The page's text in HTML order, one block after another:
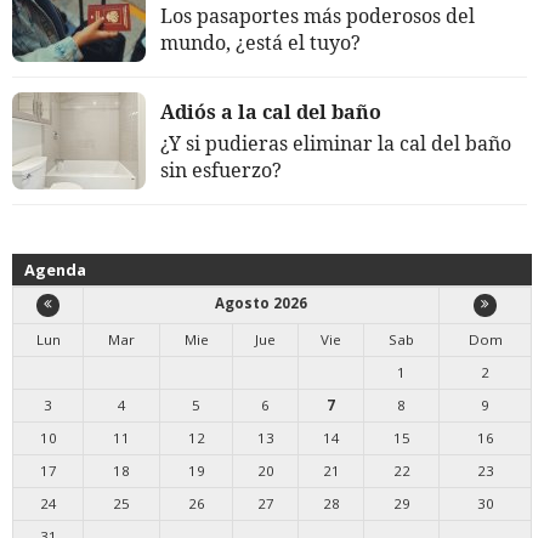
Los pasaportes más poderosos del
mundo, ¿está el tuyo?
Adiós a la cal del baño
¿Y si pudieras eliminar la cal del baño
sin esfuerzo?
Agenda
Agosto 2026
Lun
Mar Mie Jue Vie Sab
Dom
1
2
3
4 5 6 7 8
9
10
11 12 13 14 15
16
17
18 19 20 21 22
23
24
25 26 27 28 29
30